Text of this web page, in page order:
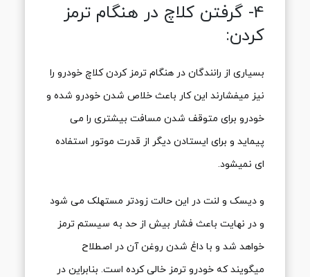
4- گرفتن کلاچ در هنگام ترمز
کردن:
بسیاری از رانندگان در هنگام ترمز کردن کلاچ خودرو را
نیز میفشارند این کار باعث خلاص شدن خودرو شده و
خودرو برای متوقف شدن مسافت بیشتری را می
پیماید و برای ایستادن دیگر از قدرت موتور استفاده
ای نمیشود.
و دیسک و لنت در این حالت زودتر مستهلک می شود
و در نهایت باعث فشار بیش از حد به سیستم ترمز
خواهد شد و با داغ شدن روغن آن در اصطلاح
میگویند که خودرو ترمز خالی کرده است. بنابراین در